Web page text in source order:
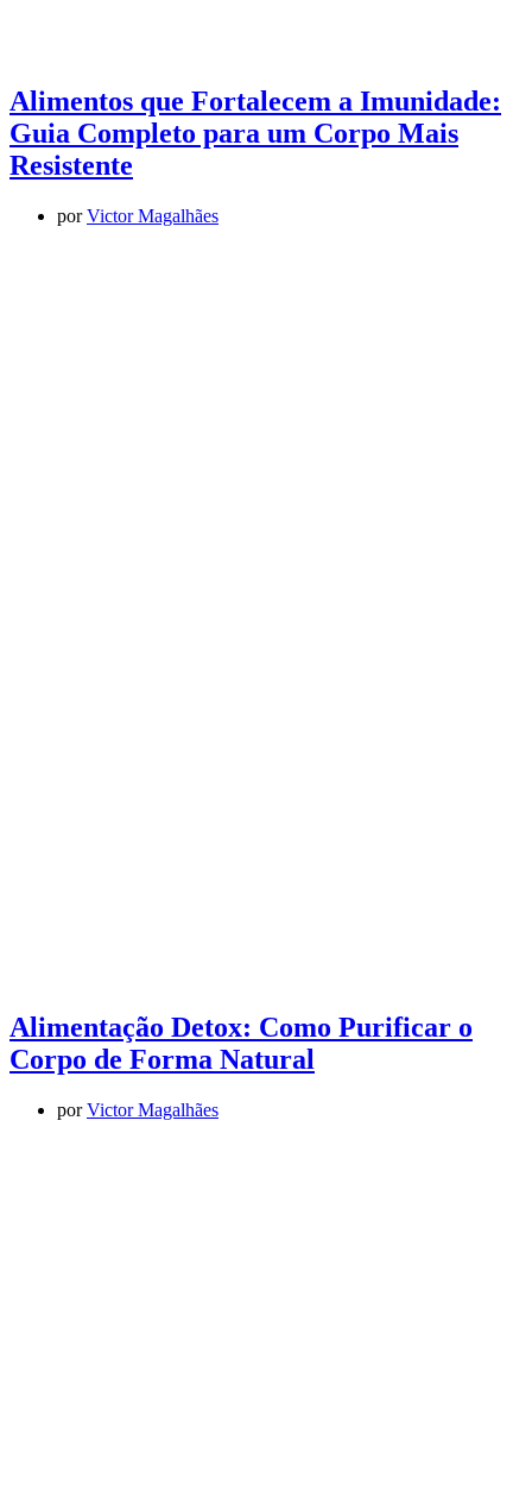
Alimentos que Fortalecem a Imunidade:
Guia Completo para um Corpo Mais
Resistente
porVictor Magalhães
Alimentação Detox: Como Purificar o
Corpo de Forma Natural
porVictor Magalhães